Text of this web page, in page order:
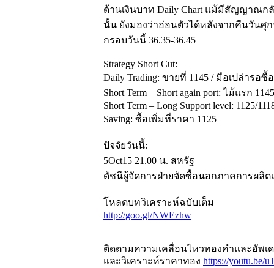
ด้านเงินบาท Daily Chart แม้มีสัญญาณกลั
นั้น ยังมองว่าอ่อนตัวได้หลังจากคืนวันศุก
กรอบวันนี้ 36.35-36.45
Strategy Short Cut:
Daily Trading: ขายที่ 1145 / มือเปล่ารอซื้
Short Term – Short again port: ไม้แรก 1145
Short Term – Long Support level: 1125/
Saving: ซื้อเพิ่มที่ราคา 1125
ปัจจัยวันนี้:
5Oct15 21.00 น. สหรัฐ
ดัชนีผู้จัดการฝ่ายจัดซื้อนอกภาคการผลิตเ
โหลดบทวิเคราะห์ฉบับเต็ม
http://goo.gl/NWEzhw
ติดตามความเคลื่อนไหวทองคำและอัพเ
และวิเคราะห์ราคาทอง https://youtu.be/